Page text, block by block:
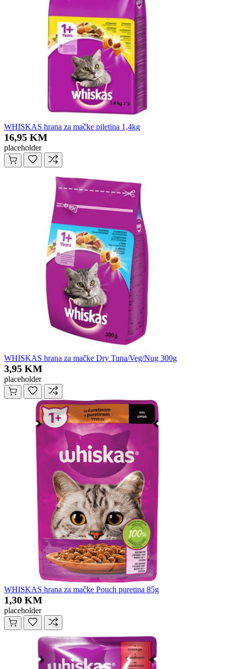
WHISKAS hrana za mačke piletina 1,4kg
16,95 KM
placeholder
WHISKAS hrana za mačke Dry Tuna/Veg/Nug 300g
3,95 KM
placeholder
WHISKAS hrana za mačke Pouch puretina 85g
1,30 KM
placeholder